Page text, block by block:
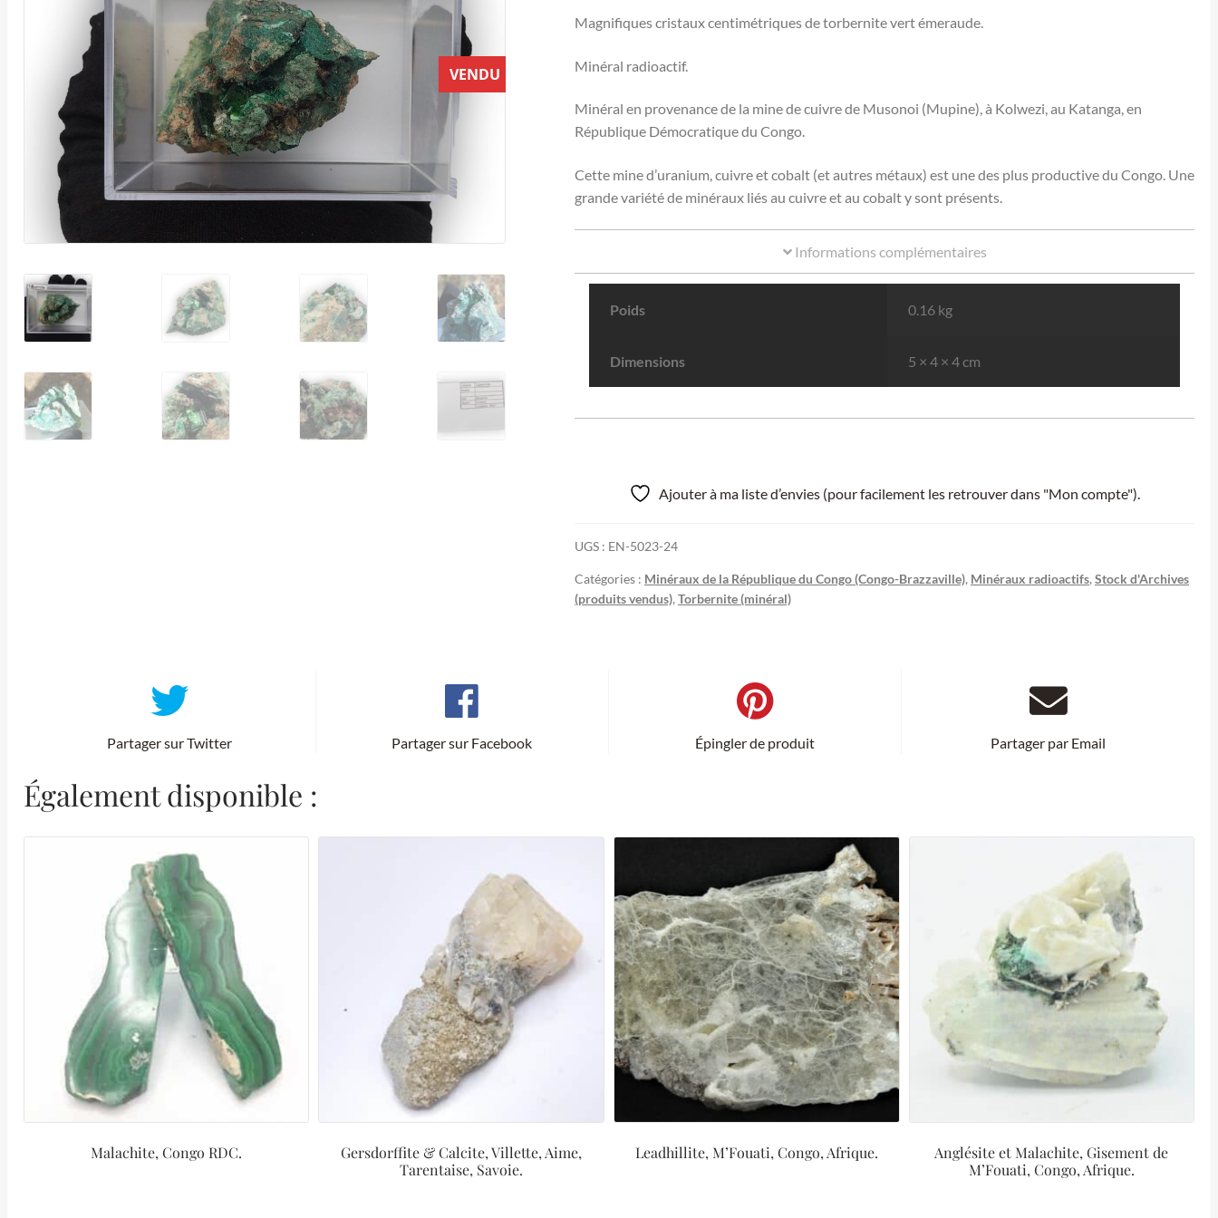
VENDU
Magnifiques cristaux centimétriques de torbernite vert émeraude.
Minéral radioactif.
Minéral en provenance de la mine de cuivre de Musonoi (Mupine), à Kolwezi, au Katanga, en
République Démocratique du Congo.
Cette mine d’uranium, cuivre et cobalt (et autres métaux) est une des plus productive du Congo. Une
grande variété de minéraux liés au cuivre et au cobalt y sont présents.
Informations complémentaires
Poids 0.16 kg
Dimensions 5 × 4 × 4 cm
Ajouter à ma liste d’envies (pour facilement les retrouver dans "Mon compte").
UGS : EN-5023-24
Catégories : Minéraux de la République du Congo (Congo-Brazzaville), Minéraux radioactifs, Stock d'Archives
(produits vendus), Torbernite (minéral)
Partager sur Twitter Partager sur Facebook Épingler de produit Partager par Email
Également disponible :
Malachite, Congo RDC.
Gersdorffite & Calcite, Villette, Aime,
Tarentaise, Savoie.
Leadhillite, M’Fouati, Congo, Afrique.
Anglésite et Malachite, Gisement de
M’Fouati, Congo, Afrique.